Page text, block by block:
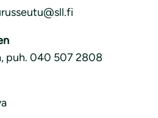
puh. 040 507 2808